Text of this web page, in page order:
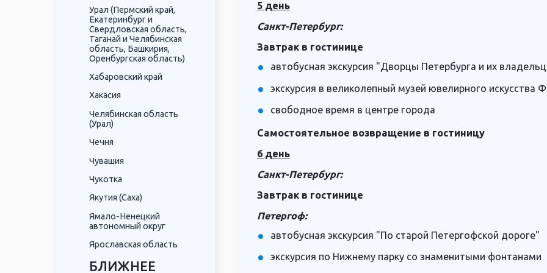
Урал (Пермский край,
Екатеринбург и
Свердловская область,
Таганай и Челябинская
область, Башкирия,
Оренбургская область)
Хабаровский край
Хакасия
Челябинская область
(Урал)
Чечня
Чувашия
Чукотка
Якутия (Саха)
Ямало-Ненецкий
автономный округ
Ярославская область
БЛИЖНЕЕ
5 день
Санкт-Петербург:
Завтрак в гостинице
автобусная экскурсия "Дворцы Петербурга и их
экскурсия в великолепный музей ювелирного искусства
свободное время в центре города
Самостоятельное возвращение в гостиницу
6 день
Санкт-Петербург:
Завтрак в гостинице
Петергоф:
автобусная экскурсия "По старой Петергофской дороге"
экскурсия по Нижнему парку со знаменитыми фонтанами